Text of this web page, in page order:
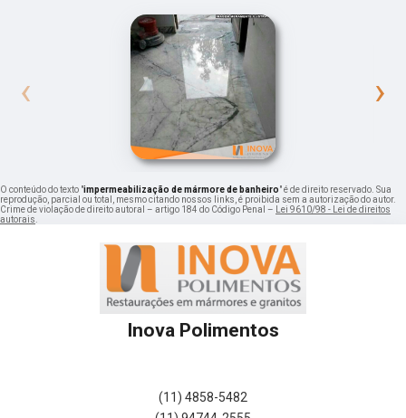
‹ ›
O conteúdo do texto "impermeabilização de mármore de banheiro" é de direito reservado. Sua
reprodução, parcial ou total, mesmo citando nossos links, é proibida sem a autorização do autor.
Crime de violação de direito autoral – artigo 184 do Código Penal –
Lei 9610/98 - Lei de direitos
autorais
Inova Polimentos
(11) 4858-5482